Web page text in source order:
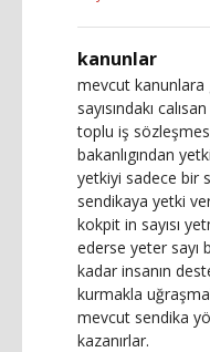
kanunlar
mevcut kanunlara
sayısındakı
toplu iş
bakanlıgından
yetkiyi sadece bir
sendikaya yetki
kokpit in sayısı
ederse yeter sayı
kadar insanın
kurmakla
mevcut sendika
kazanırlar.